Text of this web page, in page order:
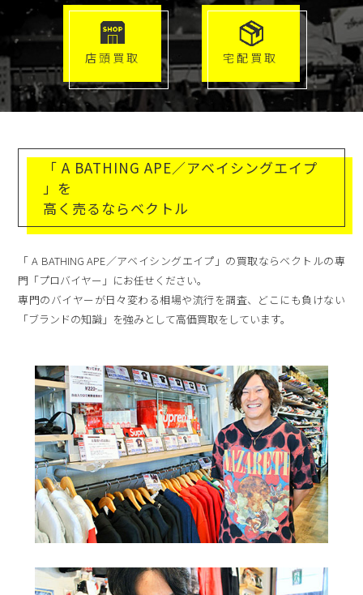
店頭買取 宅配買取
「 A BATHING APE／アベイシングエイプ
」を
高く売るならベクトル
「 A BATHING APE／アベイシングエイプ」の買取ならベクトルの専
門「プロバイヤー」にお任せください。
専門のバイヤーが日々変わる相場や流行を調査、どこにも負けない
「ブランドの知識」を強みとして高価買取をしています。